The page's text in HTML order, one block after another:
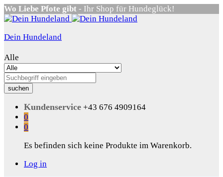
Wo Liebe Pfote gibt - Ihr Shop für Hundeglück!
Dein Hundeland
Alle
suchen
Kundenservice +43 676 4909164
0
0
Es befinden sich keine Produkte im Warenkorb.
Log in